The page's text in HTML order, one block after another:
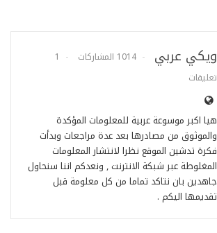
ويكي عربي 1014 المشاركات
1
تعليقات
هيا اكبر موسوعة عربية للمعلومات المؤكدة
والموثوق من مصادرها بعد عدة مراجعات وبدأت
فكرة تدشين الموقع نظرا لانتشار المعلومات
المغلوطة عبر شبكة الانترنت , ونعدكم اننا سنحاول
جاهدين بان نتاكد تماما من كل معلومة قبل
تقديمها اليكم .